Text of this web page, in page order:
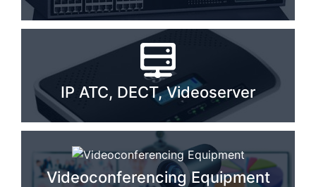
IP ATC, DECT, Videoserver
Videoconferencing Equipment